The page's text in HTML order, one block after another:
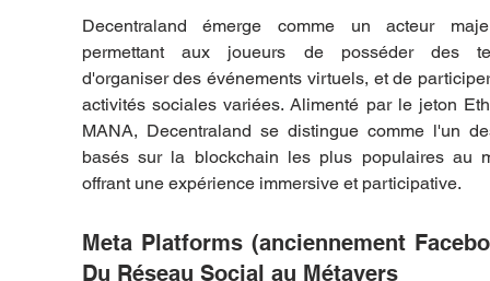
Decentraland émerge comme un acteur
permettant aux joueurs de posséder des
d'organiser des événements virtuels, et de
activités sociales variées. Alimenté par le jeton
MANA, Decentraland se distingue comme l'un
basés sur la blockchain les plus populaires au
offrant une expérience immersive et participative.
Meta Platforms (anciennement
Du Réseau Social au Métavers